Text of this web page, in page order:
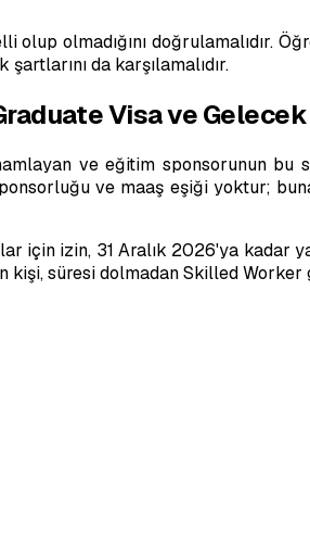
olup olmadığını doğrulamalıdır.
da karşılamalıdır.
Visa ve Gelecek
ve eğitim sponsorunun
ve maaş eşiği yoktur;
için izin, 31 Aralık 2026'ya kadar
kişi, süresi dolmadan Skilled Worker